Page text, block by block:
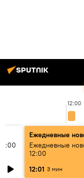
12:00
Ежедневные
Ежедневные
12:00
12:01 3 мин